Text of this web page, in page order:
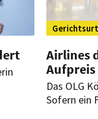
Airlines
Das OLG
Sofern ein